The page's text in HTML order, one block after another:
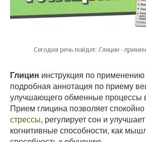
Сегодня речь пойдет: Глицин -
Глицин инструкция по
подробная аннотация по приему
улучшающего обменные процессы
Прием глицина позволяет
стрессы, регулирует сон и
когнитивные способности, как